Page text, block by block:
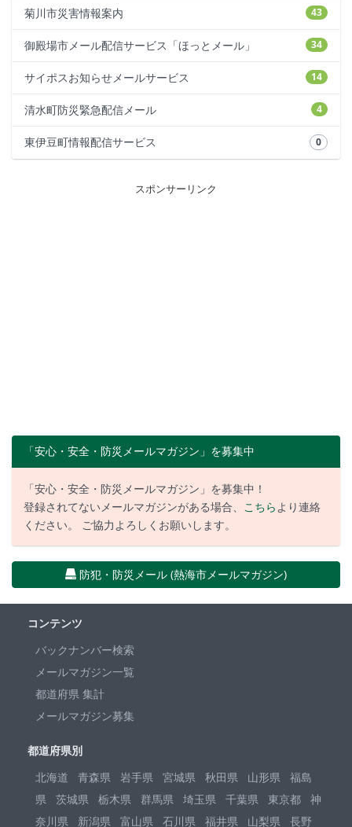
43
菊川市災害情報案内
34
御殿場市メール配信サービス「ほっとメール」
14
サイポスお知らせメールサービス
4
清水町防災緊急配信メール
0
東伊豆町情報配信サービス
スポンサーリンク
「安心・安全・防災メールマガジン」を募集中
「安心・安全・防災メールマガジン」を募集中！
登録されてないメールマガジンがある場合、 こちらより連絡
ください。 ご協力よろしくお願いします。
防犯・防災メール (熱海市メールマガジン)
コンテンツ
バックナンバー検索
メールマガジン一覧
都道府県 集計
メールマガジン募集
都道府県別
北海道
青森県 岩手県 宮城県 秋田県 山形県
福島
県
茨城県 栃木県 群馬県 埼玉県 千葉県 東京都
神
奈川県
新潟県 富山県 石川県 福井県 山梨県 長野